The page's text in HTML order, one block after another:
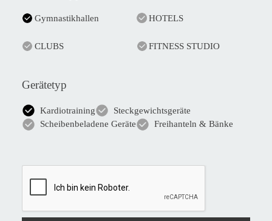
Gymnastikhallen HOTELS
CLUBS FITNESS STUDIO
Gerätetyp
Kardiotraining
Steckgewichtsgeräte
Scheibenbeladene Geräte
Freihanteln & Bänke